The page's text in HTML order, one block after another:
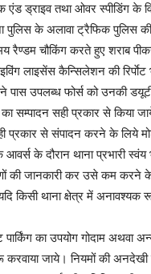
तथा ओवर स्पीडिंग के
पुलिस के अलावा ट्रैफिक पुलिस
चौकिंग करते हुए शराब
लाइसेंस कैन्सिलेशन की
पास उपलब्ध फोर्स को उनकी
सम्पादन सही प्रकार से किया
प्रकार से संपादन करने के लिये
आवर्स के दौरान थाना प्रभारी
की जानकारी कर उसे कम करने के
किसी थाना क्षेत्र में अनावश्यक
का उपयोग गोदाम अथवा
करवाया जाये। नियमों की